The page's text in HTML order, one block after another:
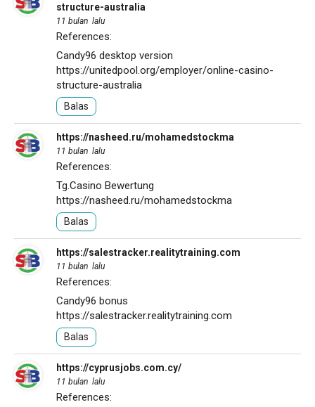
structure-australia
11 bulan lalu
References:
Candy96 desktop version
https://unitedpool.org/employer/online-casino-
structure-australia
Balas
https://nasheed.ru/mohamedstockma
11 bulan lalu
References:
Tg.Casino Bewertung
https://nasheed.ru/mohamedstockma
Balas
https://salestracker.realitytraining.com
11 bulan lalu
References:
Candy96 bonus
https://salestracker.realitytraining.com
Balas
https://cyprusjobs.com.cy/
11 bulan lalu
References: